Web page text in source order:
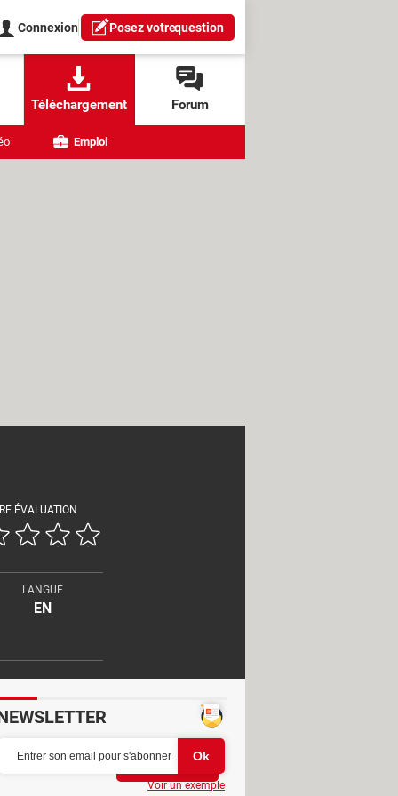
Connexion Posez votrequestion
Téléchargement Forum
Emploi
ÉVALUATION
LANGUE
EN
Voir un exemple